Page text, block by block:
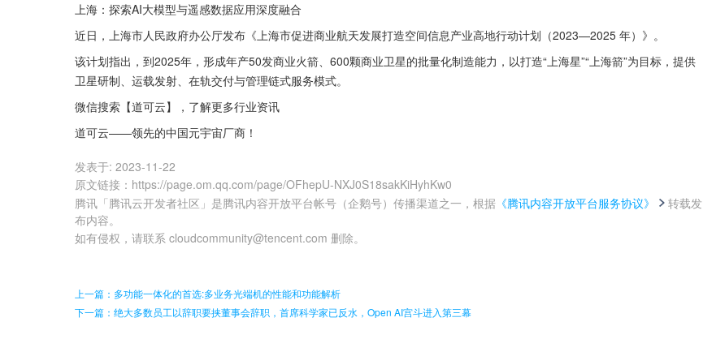
上海：探索AI大模型与遥感数据应用深度融合
近日，上海市人民政府办公厅发布《上海市促进商业航天发展打造空间信息产业高地行动计划（2023—2025 年）》。
该计划指出，到2025年，形成年产50发商业火箭、600颗商业卫星的批量化制造能力，以打造“上海星”“上海箭”为目标，提供
卫星研制、运载发射、在轨交付与管理链式服务模式。
微信搜索【道可云】，了解更多行业资讯
道可云——领先的中国元宇宙厂商！
发表于: 2023-11-22
原文链接 ： https://page.om.qq.com/page/OFhepU-NXJ0S18sakKiHyhKw0
腾讯「腾讯云开发者社区」是腾讯内容开放平台帐号（企鹅号）传播渠道之一，根据 《腾讯内容开放平台服务协议》
转载发
布内容。
如有侵权，请联系 cloudcommunity@tencent.com 删除。
上一篇：多功能一体化的首选:多业务光端机的性能和功能解析
下一篇：绝大多数员工以辞职要挟董事会辞职，首席科学家已反水，Open AI宫斗进入第三幕